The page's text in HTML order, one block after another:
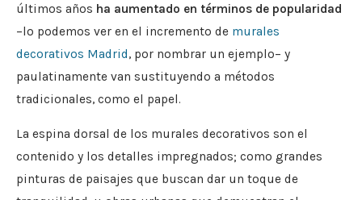
últimos años ha aumentado en términos de popularidad
–lo podemos ver en el incremento de murales
decorativos Madrid, por nombrar un ejemplo– y
paulatinamente van sustituyendo a métodos
tradicionales, como el papel.
La espina dorsal de los murales decorativos son el
contenido y los detalles impregnados; como grandes
pinturas de paisajes que buscan dar un toque de